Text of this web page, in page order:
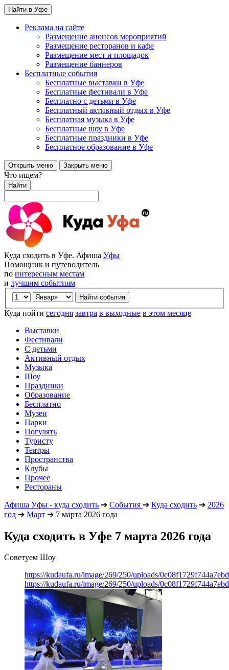
Найти в Уфе
Реклама на сайте
Размещение анонсов мероприятий
Размещение ресторанов и кафе
Размещение мест и площадок
Размещение баннеров
Бесплатные события
Бесплатные выставки в Уфе
Бесплатные фестивали в Уфе
Бесплатно с детьми в Уфе
Бесплатный активный отдых в Уфе
Бесплатная музыка в Уфе
Бесплатные шоу в Уфе
Бесплатные праздники в Уфе
Бесплатное образование в Уфе
Открыть меню Закрыть меню
Что ищем?
Найти
Куда сходить в Уфе. Афиша Уфы
Помощник и путеводитель
по интересным местам
и лучшим событиям
Куда пойти сегодня завтра в выходные в этом месяце
Выставки
Фестивали
С детьми
Активный отдых
Музыка
Шоу
Праздники
Образование
Бесплатно
Музеи
Парки
Погулять
Туристу
Театры
Пространства
Клубы
Прочее
Рестораны
Афиша Уфы - куда сходить ➔ События ➔ Куда сходить ➔ 2026
год ➔ Март ➔ 7 марта 2026 года
Куда сходить в Уфе 7 марта 2026 года
Советуем Шоу
https://kudaufa.ru/image/269/250/uploads/
https://kudaufa.ru/image/269/250/uploads/